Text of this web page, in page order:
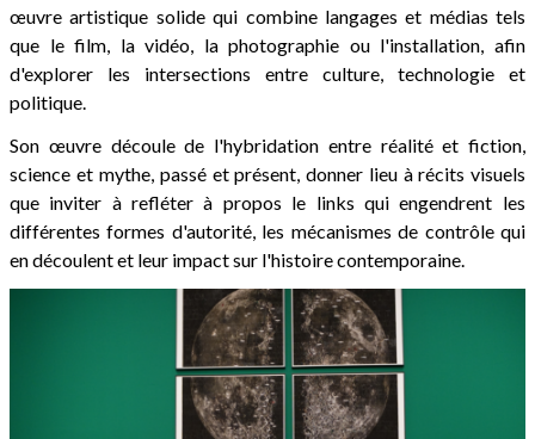
œuvre artistique solide qui combine langages et médias tels
que le film, la vidéo, la photographie ou l'installation, afin
d'explorer les intersections entre culture, technologie et
politique.
Son œuvre découle de l'hybridation entre réalité et fiction,
science et mythe, passé et présent, donner lieu à récits visuels
que inviter à refléter à propos le links qui engendrent les
différentes formes d'autorité, les mécanismes de contrôle qui
en découlent et leur impact sur l'histoire contemporaine.